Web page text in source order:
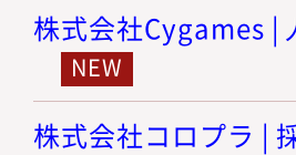
株式会社Cygames |
株式会社コロプラ |